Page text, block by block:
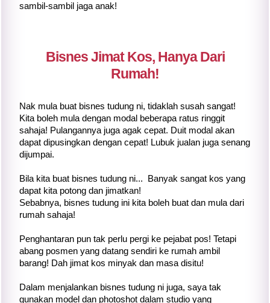
sambil-sambil jaga anak!
Bisnes Jimat Kos, Hanya Dari
Rumah!
Nak mula buat bisnes tudung ni, tidaklah susah sangat!
Kita boleh mula dengan modal beberapa ratus ringgit
sahaja! Pulangannya juga agak cepat. Duit modal akan
dapat dipusingkan dengan cepat! Lubuk jualan juga senang
dijumpai.
Bila kita buat bisnes tudung ni... Banyak sangat kos yang
dapat kita potong dan jimatkan!
Sebabnya, bisnes tudung ini kita boleh buat dan mula dari
rumah sahaja!
Penghantaran pun tak perlu pergi ke pejabat pos! Tetapi
abang posmen yang datang sendiri ke rumah ambil
barang! Dah jimat kos minyak dan masa disitu!
Dalam menjalankan bisnes tudung ni juga, saya tak
gunakan model dan photoshot dalam studio yang